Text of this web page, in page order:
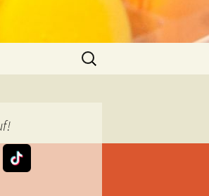
Zoeken
naar: